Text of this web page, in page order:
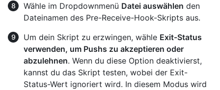
Wähle im Dropdownmenü Datei auswählen den
Dateinamen des Pre-Receive-Hook-Skripts aus.
Um dein Skript zu erzwingen, wähle Exit-Status
verwenden, um Pushs zu akzeptieren oder
abzulehnen. Wenn du diese Option deaktivierst,
kannst du das Skript testen, wobei der Exit-
Status-Wert ignoriert wird. In diesem Modus wird